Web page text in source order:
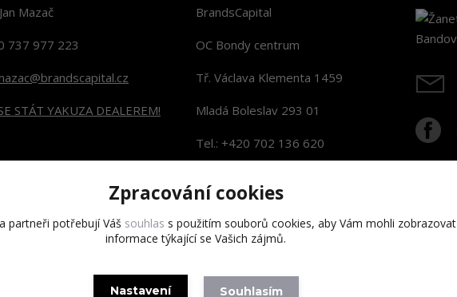
Mazač
737 977 223
STÁT YAKUZA DEALEREM!
BrandsCapital
OC Bondy centrum
Tř. Václava Klementa 1459
Mladá Boleslav 293 01
Tel.: +420 702 136 620
Copyright 2020 BrandsCapital s.r.o.
Zpracování cookies
partneři potřebují Váš souhlas s použitím souborů cookies, aby Vám mohli zobrazovat
informace týkající se Vašich zájmů.
Nastavení Souhlasím